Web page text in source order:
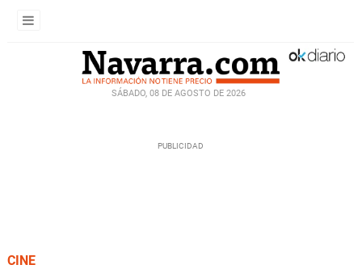
SÁBADO, 08 DE AGOSTO DE 2026
CINE